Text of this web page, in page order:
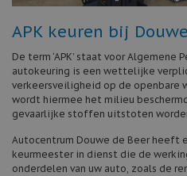
APK keuren bij
De term ‘APK’ staat voor Algemene
autokeuring is een wettelijke
verkeersveiligheid op de openbare
wordt hiermee het milieu
gevaarlijke stoffen uitstoten
Autocentrum Douwe de Beer heeft
keurmeester in dienst die de
onderdelen van uw auto, zoals de